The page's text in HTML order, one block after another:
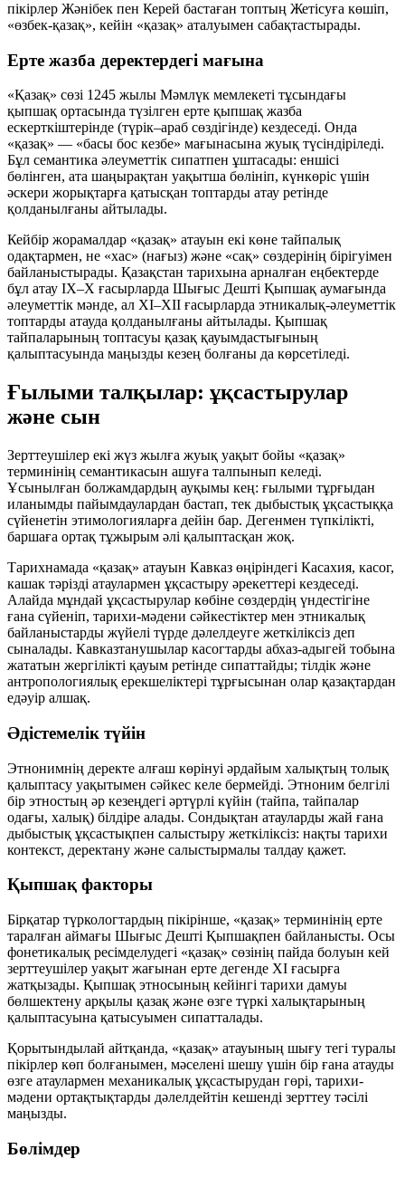
пікірлер Жәнібек пен Керей бастаған топтың Жетісуға көшіп,
«өзбек-қазақ», кейін «қазақ» аталуымен сабақтастырады.
Ерте жазба деректердегі мағына
«Қазақ» сөзі 1245 жылы Мәмлүк мемлекеті тұсындағы
қыпшақ ортасында түзілген ерте қыпшақ жазба
ескерткіштерінде (түрік–араб сөздігінде) кездеседі. Онда
«қазақ» — «басы бос кезбе» мағынасына жуық түсіндіріледі.
Бұл семантика әлеуметтік сипатпен ұштасады: еншісі
бөлінген, ата шаңырақтан уақытша бөлініп, күнкөріс үшін
әскери жорықтарға қатысқан топтарды атау ретінде
қолданылғаны айтылады.
Кейбір жорамалдар «қазақ» атауын екі көне тайпалық
одақтармен, не «хас» (нағыз) және «сақ» сөздерінің бірігуімен
байланыстырады. Қазақстан тарихына арналған еңбектерде
бұл атау IX–X ғасырларда Шығыс Дешті Қыпшақ аумағында
әлеуметтік мәнде, ал XI–XII ғасырларда этникалық-әлеуметтік
топтарды атауда қолданылғаны айтылады. Қыпшақ
тайпаларының топтасуы қазақ қауымдастығының
қалыптасуында маңызды кезең болғаны да көрсетіледі.
Ғылыми талқылар: ұқсастырулар
және сын
Зерттеушілер екі жүз жылға жуық уақыт бойы «қазақ»
терминінің семантикасын ашуға талпынып келеді.
Ұсынылған болжамдардың ауқымы кең: ғылыми тұрғыдан
иланымды пайымдаулардан бастап, тек дыбыстық ұқсастыққа
сүйенетін этимологияларға дейін бар. Дегенмен түпкілікті,
баршаға ортақ тұжырым әлі қалыптасқан жоқ.
Тарихнамада «қазақ» атауын Кавказ өңіріндегі Касахия, касог,
кашак тәрізді атаулармен ұқсастыру әрекеттері кездеседі.
Алайда мұндай ұқсастырулар көбіне сөздердің үндестігіне
ғана сүйеніп, тарихи-мәдени сәйкестіктер мен этникалық
байланыстарды жүйелі түрде дәлелдеуге жеткіліксіз деп
сыналады. Кавказтанушылар касогтарды абхаз-адыгей тобына
жататын жергілікті қауым ретінде сипаттайды; тілдік және
антропологиялық ерекшеліктері тұрғысынан олар қазақтардан
едәуір алшақ.
Әдістемелік түйін
Этнонимнің деректе алғаш көрінуі әрдайым халықтың толық
қалыптасу уақытымен сәйкес келе бермейді. Этноним белгілі
бір этностың әр кезеңдегі әртүрлі күйін (тайпа, тайпалар
одағы, халық) білдіре алады. Сондықтан атауларды жай ғана
дыбыстық ұқсастықпен салыстыру жеткіліксіз: нақты тарихи
контекст, деректану және салыстырмалы талдау қажет.
Қыпшақ факторы
Бірқатар түркологтардың пікірінше, «қазақ» терминінің ерте
таралған аймағы Шығыс Дешті Қыпшақпен байланысты. Осы
фонетикалық ресімделудегі «қазақ» сөзінің пайда болуын кей
зерттеушілер уақыт жағынан ерте дегенде XI ғасырға
жатқызады. Қыпшақ этносының кейінгі тарихи дамуы
бөлшектену арқылы қазақ және өзге түркі халықтарының
қалыптасуына қатысуымен сипатталады.
Қорытындылай айтқанда, «қазақ» атауының шығу тегі туралы
пікірлер көп болғанымен, мәселені шешу үшін бір ғана атауды
өзге атаулармен механикалық ұқсастырудан гөрі, тарихи-
мәдени ортақтықтарды дәлелдейтін кешенді зерттеу тәсілі
маңызды.
Бөлімдер